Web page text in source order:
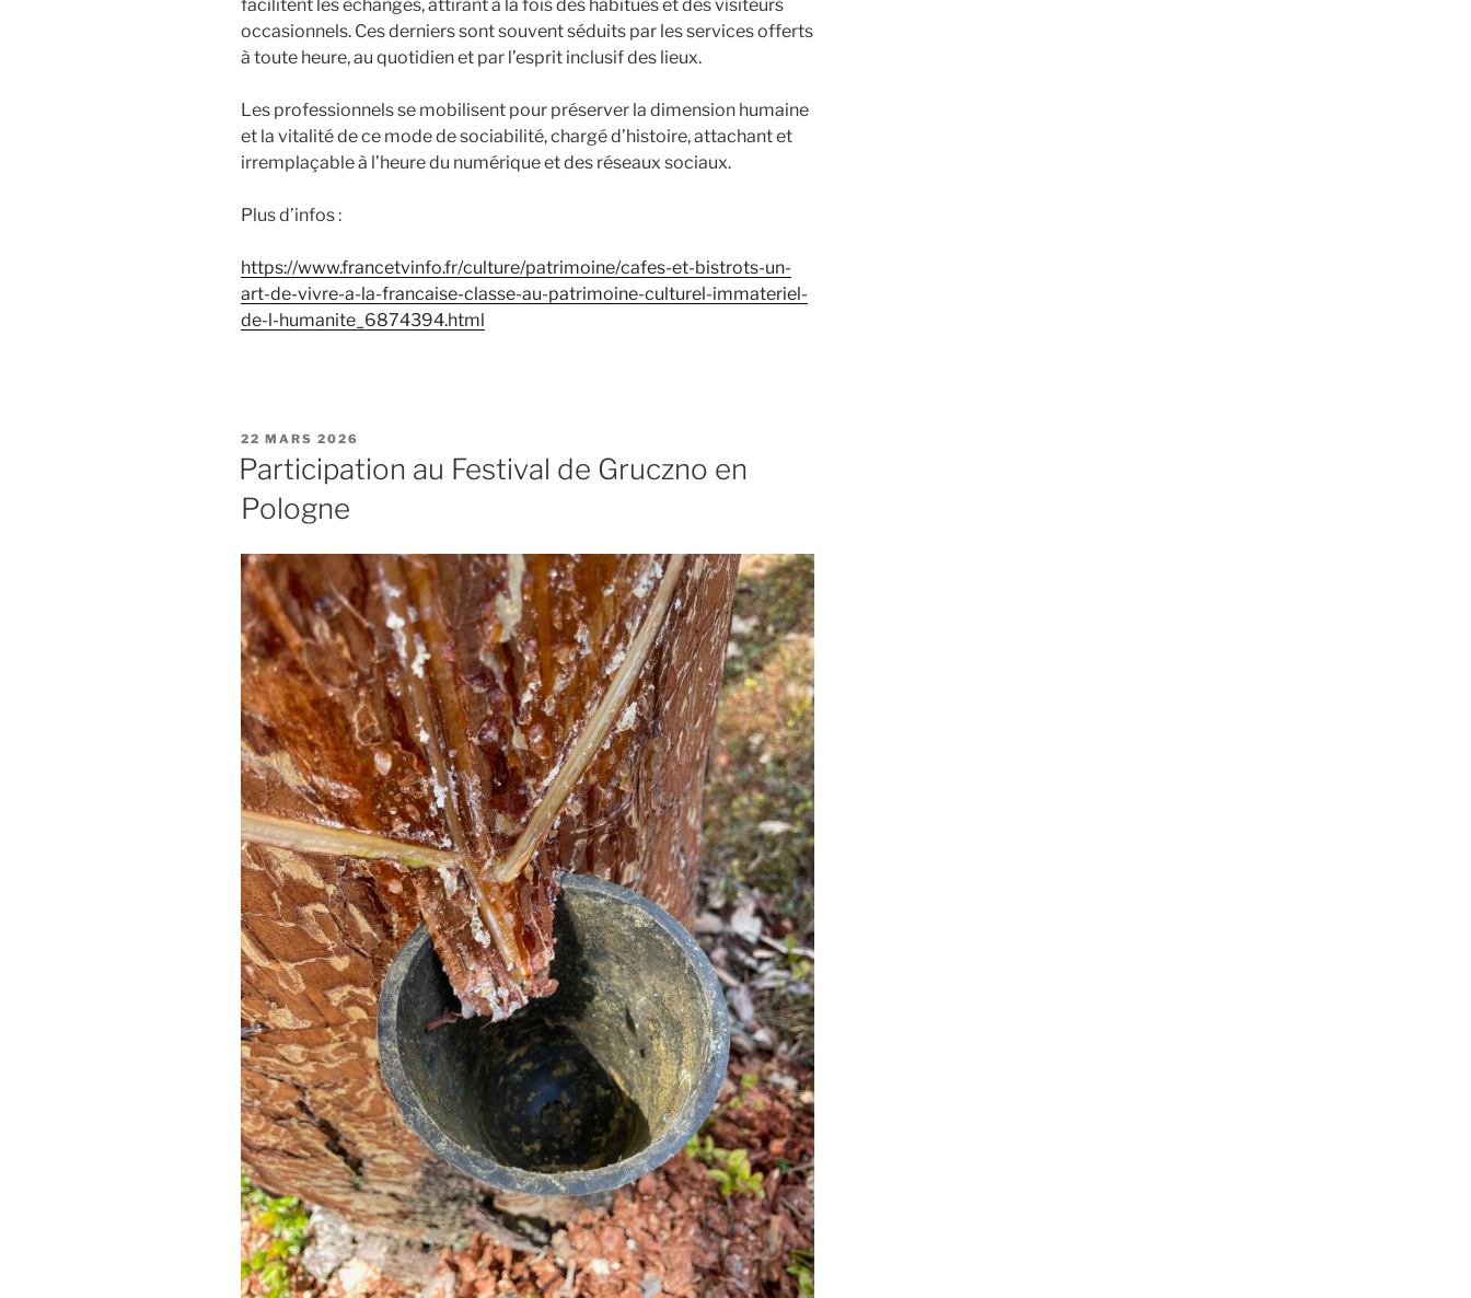
facilitent les échanges, attirant à la fois des habitués et des visiteurs
occasionnels. Ces derniers sont souvent séduits par les services offerts
à toute heure, au quotidien et par l’esprit inclusif des lieux.
Les professionnels se mobilisent pour préserver la dimension humaine
et la vitalité de ce mode de sociabilité, chargé d’histoire, attachant et
irremplaçable à l’heure du numérique et des réseaux sociaux.
Plus d’infos :
https://www.francetvinfo.fr/culture/patrimoine/cafes-et-bistrots-un-
art-de-vivre-a-la-francaise-classe-au-patrimoine-culturel-immateriel-
de-l-humanite_6874394.html
PUBLIÉ
LE
22 MARS 2026
Participation au Festival de Gruczno en
Pologne